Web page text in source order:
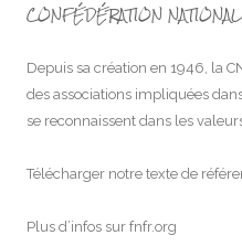
CONFÉDÉRATION
Depuis sa création en 1946, la
des associations impliquées
se reconnaissent dans les
Télécharger notre texte de
Plus d’infos sur fnfr.org